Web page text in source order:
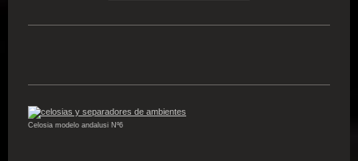
Celosia modelo andalusi Nº6